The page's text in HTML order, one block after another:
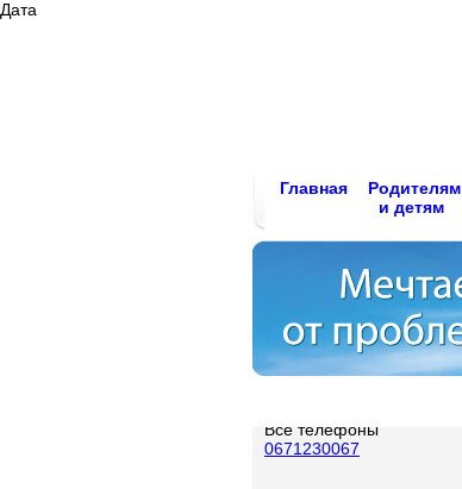
Дата
Главная
Родителям
и детям
Все телефоны
0671230067